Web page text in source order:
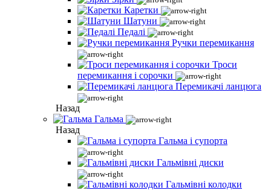
Каретки
Шатуни
Педалі
Ручки перемикання
Троси
перемикання і сорочки
Перемикачі ланцюга
Назад
Гальма
Назад
Гальма і супорта
Гальмівні диски
Гальмівні колодки